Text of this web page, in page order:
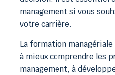
management si vous
votre carrière.
La formation
à mieux comprendre les
management, à